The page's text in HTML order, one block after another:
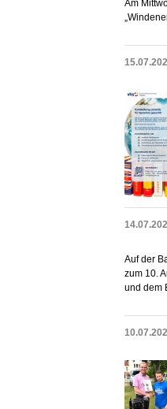
Am
Auf der
zum 10.
und dem